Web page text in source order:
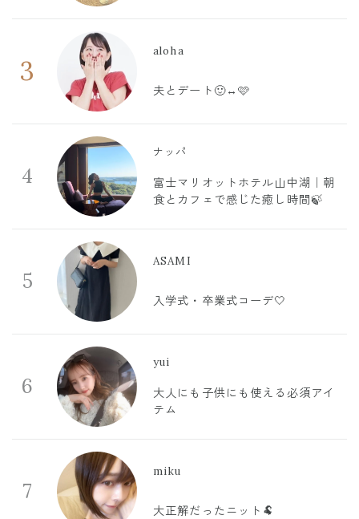
3
aloha
夫とデート🙂‍↔️🩷
4
ナッパ
富士マリオットホテル山中湖｜朝
食とカフェで感じた癒し時間🍃
5
ASAMI
入学式・卒業式コーデ🤍
6
yui
大人にも子供にも使える必須アイ
テム
7
miku
大正解だったニット🐏